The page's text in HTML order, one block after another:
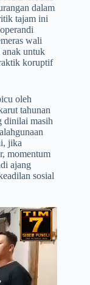
dalam
tajam ini
wali
anak untuk
koruptif
oleh
tahunan
dinilai masih
jika
momentum
ajang
sosial